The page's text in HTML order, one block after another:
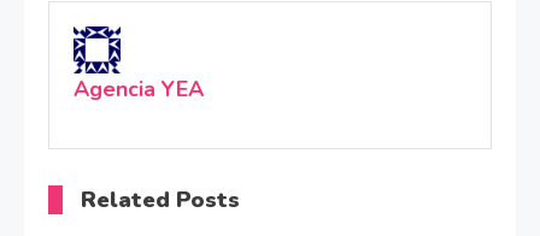
Agencia YEA
Related Posts